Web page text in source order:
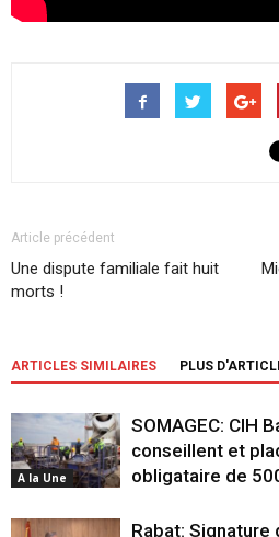
Article précédent
Une dispute familiale fait huit
morts !
ARTICLES SIMILAIRES PLUS
A la Une
SOMAGEC: CIH
conseillent et
obligataire de
Rabat: Signature